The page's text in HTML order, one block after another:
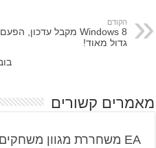
הקודם
Windows 8 מקבל עדכון, הפעם
גדול מאוד!
מאמרים קשורים
EA משחררת מגוון משחקים נוספים לחנות של Steam